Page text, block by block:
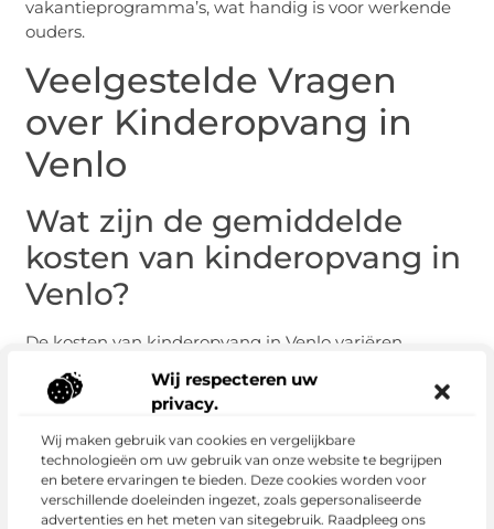
Wij respecteren uw
privacy.
Wij maken gebruik van cookies en vergelijkbare
technologieën om uw gebruik van onze website te begrijpen
en betere ervaringen te bieden. Deze cookies worden voor
verschillende doeleinden ingezet, zoals gepersonaliseerde
advertenties en het meten van sitegebruik. Raadpleeg ons
vakantieprogramma’s, wat handig is voor werkende
ouders.
Veelgestelde Vragen
over Kinderopvang in
Venlo
Wat zijn de gemiddelde
kosten van kinderopvang in
Venlo?
De kosten van kinderopvang in Venlo variëren
afhankelijk van het type opvang en de specifieke
faciliteit. Over het algemeen liggen de kosten tussen
de €600 en €1.200 per maand.
Het is belangrijk om de prijzen te vergelijken en te
informeren naar eventuele extra kosten voor
activiteiten of maaltijden. Sommige